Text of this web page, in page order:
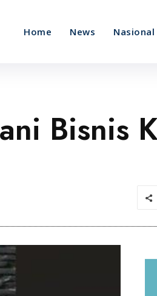
Home News Nasional
Bisnis